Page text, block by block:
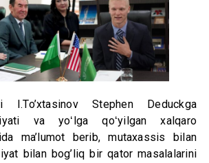
I.To’xtasinov Stephen Deduckga
va yoʻlga qoʻyilgan xalqaro
ma’lumot berib, mutaxassis bilan
bilan bog’liq bir qator masalalarini